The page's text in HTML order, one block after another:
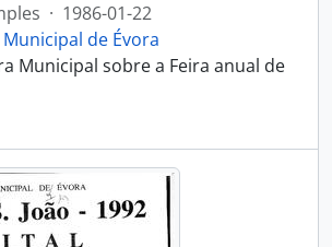
· 1986-01-22
de Évora
Municipal sobre a Feira anual de